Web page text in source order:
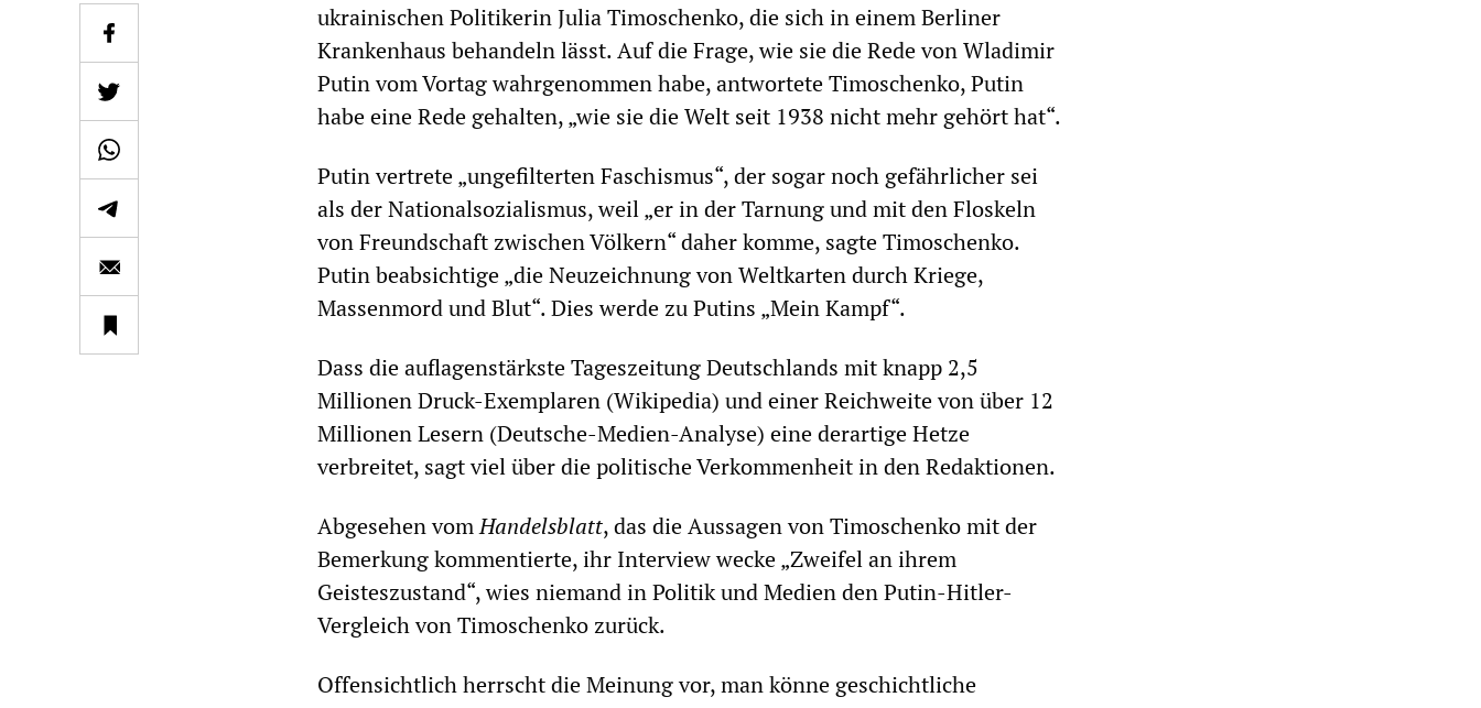
ukrainischen Politikerin Julia Timoschenko, die sich in einem Berliner
Krankenhaus behandeln lässt. Auf die Frage, wie sie die Rede von Wladimir
Putin vom Vortag wahrgenommen habe, antwortete Timoschenko, Putin
habe eine Rede gehalten, „wie sie die Welt seit 1938 nicht mehr gehört hat“.
Putin vertrete „ungefilterten Faschismus“, der sogar noch gefährlicher sei
als der Nationalsozialismus, weil „er in der Tarnung und mit den Floskeln
von Freundschaft zwischen Völkern“ daher komme, sagte Timoschenko.
Putin beabsichtige „die Neuzeichnung von Weltkarten durch Kriege,
Massenmord und Blut“. Dies werde zu Putins „Mein Kampf“.
Dass die auflagenstärkste Tageszeitung Deutschlands mit knapp 2,5
Millionen Druck-Exemplaren (Wikipedia) und einer Reichweite von über 12
Millionen Lesern (Deutsche-Medien-Analyse) eine derartige Hetze
verbreitet, sagt viel über die politische Verkommenheit in den Redaktionen.
Abgesehen vomHandelsblatt, das die Aussagen von Timoschenko mit der
Bemerkung kommentierte, ihr Interview wecke „Zweifel an ihrem
Geisteszustand“, wies niemand in Politik und Medien den Putin-Hitler-
Vergleich von Timoschenko zurück.
Offensichtlich herrscht die Meinung vor, man könne geschichtliche